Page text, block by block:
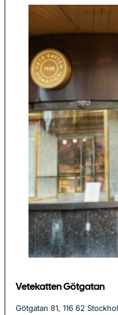
Vetekatten Götgatan
Götgatan 81, 116 62